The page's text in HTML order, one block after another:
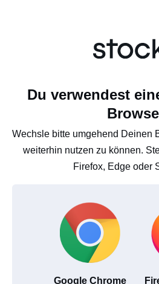
Du verwendest
Wechsle bitte umgehend Deinen
weiterhin nutzen zu können.
Firefox, Edge oder
Google Chrome